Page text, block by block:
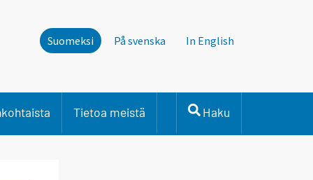
Suomeksi På svenska In English
Tietoa meistä Haku